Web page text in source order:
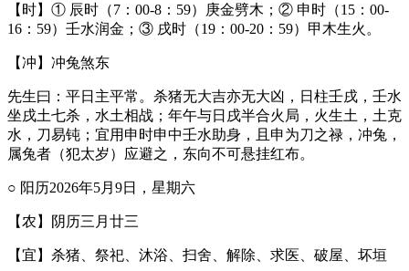
【时】① 辰时（7：00-8：59）庚金劈木；② 申时（15：00-
16：59）壬水润金；③ 戌时（19：00-20：59）甲木生火。
【冲】冲兔煞东
先生曰：平日主平常。杀猪无大吉亦无大凶，日柱壬戌，壬水
坐戌土七杀，水土相战；年午与日戌半合火局，火生土，土克
水，刀易钝；宜用申时申中壬水助身，且申为刀之禄，冲兔，
属兔者（犯太岁）应避之，东向不可悬挂红布。
○ 阳历2026年5月9日，星期六
【农】阴历三月廿三
【宜】杀猪、祭祀、沐浴、扫舍、解除、求医、破屋、坏垣